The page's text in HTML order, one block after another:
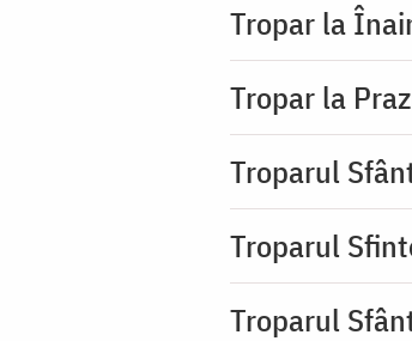
Tropar la
Tropar la
Troparul
Troparul
Troparul